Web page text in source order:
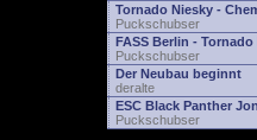
Tornado Niesky -
Puckschubser
FASS Berlin - Tornado
Puckschubser
Der Neubau beginnt
deralte
ESC Black Panther
Puckschubser